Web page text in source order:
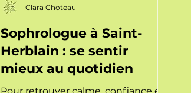
Sophrologue à Saint-
Herblain : se sentir
mieux au quotidien
Clara Choteau